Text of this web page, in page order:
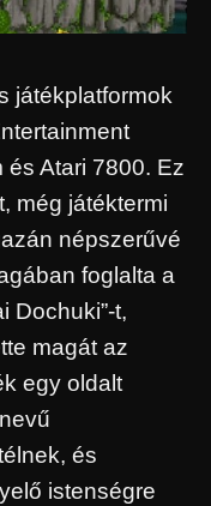
játékplatformok
és Atari 7800. Ez
még játéktermi
népszerűvé
foglalta a
Dochuki”-t,
magát az
egy oldalt
és
istenségre